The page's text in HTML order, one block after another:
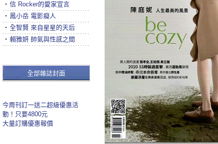
‧ 信 Rocker的愛家宣言
‧ 鳳小岳 電影癡人
‧ 全智賢 來自星星的天后
‧ 賴雅妍 帥氣與性感之間
全部雜誌封面
今周刊訂一送二超級優惠活
動！只要4800元
大量訂購優惠報價